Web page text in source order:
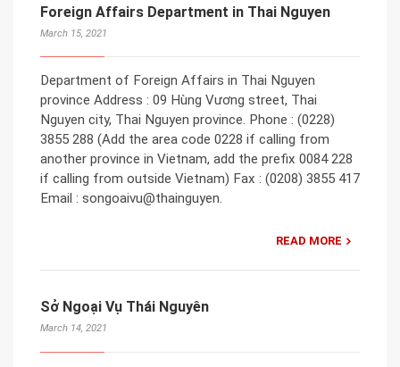
Foreign Affairs Department in Thai Nguyen
March 15, 2021
Department of Foreign Affairs in Thai Nguyen
province Address : 09 Hùng Vương street, Thai
Nguyen city, Thai Nguyen province. Phone : (0228)
3855 288 (Add the area code 0228 if calling from
another province in Vietnam, add the prefix 0084 228
if calling from outside Vietnam) Fax : (0208) 3855 417
Email : songoaivu@thainguyen.
READ MORE
Sở Ngoại Vụ Thái Nguyên
March 14, 2021